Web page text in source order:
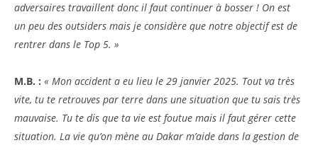
adversaires travaillent donc il faut continuer à bosser ! On est
un peu des outsiders mais je considère que notre objectif est de
rentrer dans le Top 5. »
M.B. : « Mon accident a eu lieu le 29 janvier 2025. Tout va très
vite, tu te retrouves par terre dans une situation que tu sais très
mauvaise. Tu te dis que ta vie est foutue mais il faut gérer cette
situation. La vie qu’on mène au Dakar m’aide dans la gestion de